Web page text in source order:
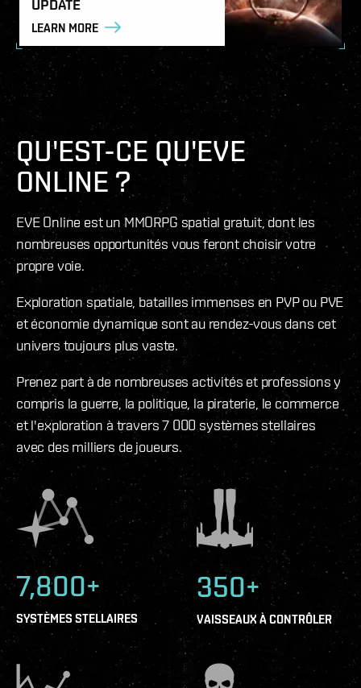
UPDATE
LEARN MORE
QU'EST-CE QU'EVE
ONLINE ?
EVE Online est un MMORPG spatial gratuit, dont les
nombreuses opportunités vous feront choisir votre
propre voie.
Exploration spatiale, batailles immenses en PVP ou PVE
et économie dynamique sont au rendez-vous dans cet
univers toujours plus vaste.
Prenez part à de nombreuses activités et professions y
compris la guerre, la politique, la piraterie, le commerce
et l'exploration à travers 7 000 systèmes stellaires
avec des milliers de joueurs.
7,800+
SYSTÈMES STELLAIRES
350+
VAISSEAUX À CONTRÔLER